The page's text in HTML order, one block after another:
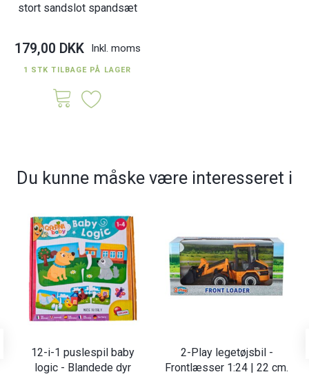
stort sandslot spandsæt
179,00 DKK Inkl. moms
1 STK TILBAGE PÅ LAGER
Du kunne måske være interesseret i
12-i-1 puslespil baby
logic - Blandede dyr
2-Play legetøjsbil -
Frontlæsser 1:24 | 22 cm.